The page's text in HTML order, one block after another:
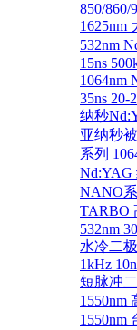
850/860/
1625nm
532nm
15ns
1064nm
35ns 20-
纳秒
亚纳秒
系列
Nd:YAG
NANO
TARBO
532nm
水冷二
1kHz
短脉冲
1550nm
1550nm